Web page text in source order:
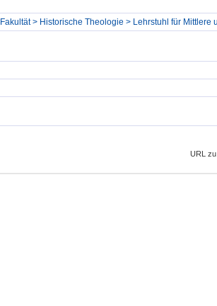
> Historische Theologie > Lehrstuhl für Mittlere
URL